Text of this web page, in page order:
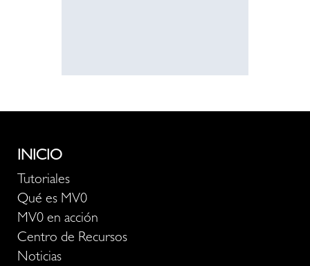
INICIO
Tutoriales
Qué es MV0
MV0 en acción
Centro de Recursos
Noticias